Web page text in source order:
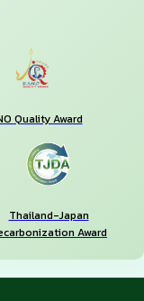
Quality Award
Thailand-Japan
Award